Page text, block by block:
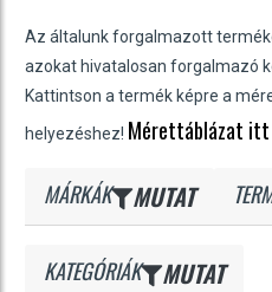
Az általunk forgalmazott
azokat hivatalosan forgalmazó
Kattintson a termék képre a
helyezéshez! Mérettáblázat
MÁRKÁK MUTAT
KATEGÓRIÁK MUTAT